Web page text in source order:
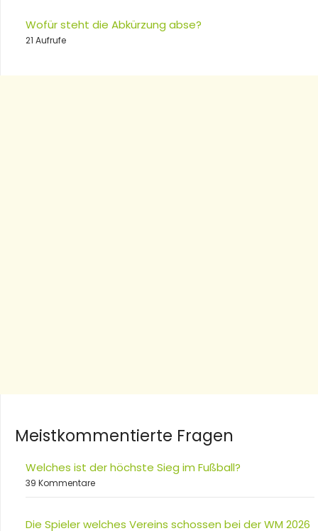
Wofür steht die Abkürzung abse?
21 Aufrufe
Meistkommentierte Fragen
Welches ist der höchste Sieg im Fußball?
39 Kommentare
Die Spieler welches Vereins schossen bei der WM 2026